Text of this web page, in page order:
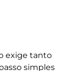
exige tanto
simples